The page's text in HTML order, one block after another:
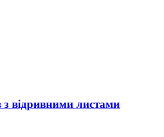
з відривними листами